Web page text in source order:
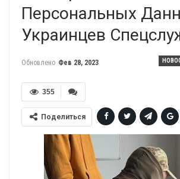
Персональных
Украинцев
Обновлено Фев 28, 2023
355
Поделиться